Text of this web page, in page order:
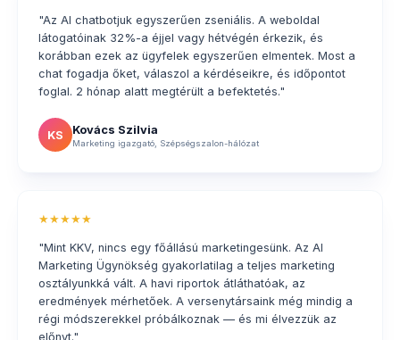
"Az AI chatbotjuk egyszerűen zseniális. A weboldal
látogatóinak 32%-a éjjel vagy hétvégén érkezik, és
korábban ezek az ügyfelek egyszerűen elmentek. Most a
chat fogadja őket, válaszol a kérdéseikre, és időpontot
foglal. 2 hónap alatt megtérült a befektetés."
KS Kovács Szilvia
Marketing igazgató, Szépségszalon-hálózat
★★★★★
"Mint KKV, nincs egy főállású marketingesünk. Az AI
Marketing Ügynökség gyakorlatilag a teljes marketing
osztályunkká vált. A havi riportok átláthatóak, az
eredmények mérhetőek. A versenytársaink még mindig a
régi módszerekkel próbálkoznak — és mi élvezzük az
előnyt."